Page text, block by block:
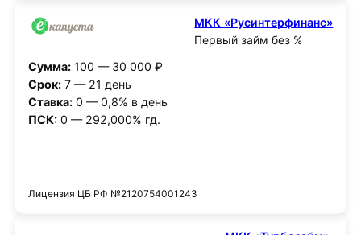
МКК «Русинтерфинанс»
Первый займ без %
Сумма:100 — 30 000 ₽
Срок:7 — 21 день
Ставка:0 — 0,8% в день
ПСК:0 — 292,000% гд.
Лицензия ЦБ РФ №2120754001243